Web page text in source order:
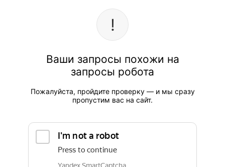
Ваши запросы похожи на
запросы робота
Пожалуйста, пройдите проверку — и мы сразу
пропустим вас на сайт.